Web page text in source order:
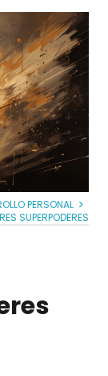
PERSONAL
SUPERPODERES